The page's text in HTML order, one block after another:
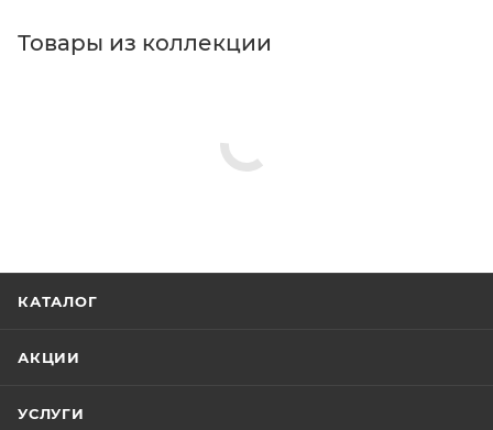
Товары из коллекции
КАТАЛОГ
АКЦИИ
УСЛУГИ